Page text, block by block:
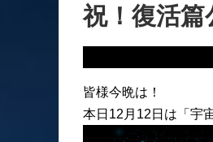
祝！復活篇
皆様今晩は！
本日12月12日は「宇